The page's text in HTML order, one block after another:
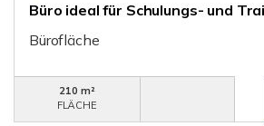
Büro ideal für Schulungs- und
Bürofläche
210 m²
FLÄCHE